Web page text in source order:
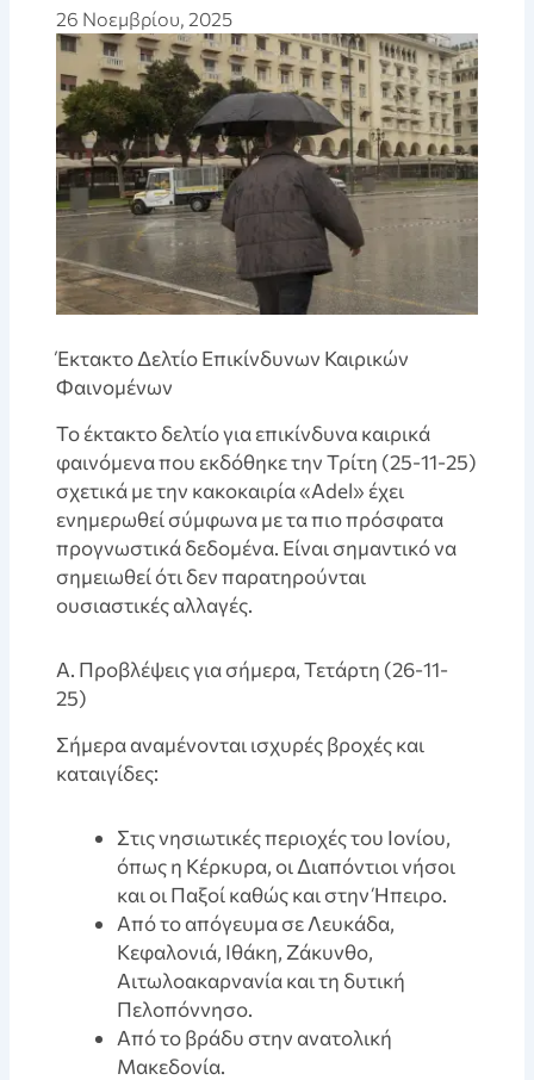
26 Νοεμβρίου, 2025
Έκτακτο Δελτίο Επικίνδυνων Καιρικών
Φαινομένων
Το έκτακτο δελτίο για επικίνδυνα καιρικά
φαινόμενα που εκδόθηκε την Τρίτη (25-11-25)
σχετικά με την κακοκαιρία «Adel» έχει
ενημερωθεί σύμφωνα με τα πιο πρόσφατα
προγνωστικά δεδομένα. Είναι σημαντικό να
σημειωθεί ότι δεν παρατηρούνται
ουσιαστικές αλλαγές.
A. Προβλέψεις για σήμερα, Τετάρτη (26-11-
25)
Σήμερα αναμένονται ισχυρές βροχές και
καταιγίδες:
Στις νησιωτικές περιοχές του Ιονίου,
όπως η Κέρκυρα, οι Διαπόντιοι νήσοι
και οι Παξοί καθώς και στην Ήπειρο.
Από το απόγευμα σε Λευκάδα,
Κεφαλονιά, Ιθάκη, Ζάκυνθο,
Αιτωλοακαρνανία και τη δυτική
Πελοπόννησο.
Από το βράδυ στην ανατολική
Μακεδονία.